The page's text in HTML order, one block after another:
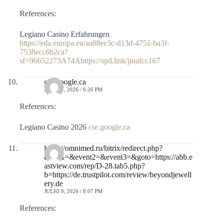
References:
Legiano Casino Erfahrungen
https://eda.europa.eu/aa88ee3c-d13d-4751-ba3f-
7538ecc6b2ca?
sf=96652273A74Ahttps://spd.link/jinafcc167
cse.google.ca
JULIO 9, 2026 / 6:26 PM
References:
Legiano Casino 2026 cse.google.ca
https://omnimed.ru/bitrix/redirect.php?
event1=&event2=&event3=&goto=https://abb.e
astview.com/rep/D-28.tab5.php?
b=https://de.trustpilot.com/review/beyondjewell
ery.de
JULIO 9, 2026 / 8:07 PM
References: